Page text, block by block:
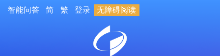
智能问答 简 繁 登录 无障碍阅读